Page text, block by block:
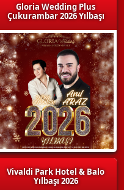
Gloria Wedding Plus
Çukurambar 2026 Yılbaşı
Vivaldi Park Hotel & Balo
Yılbaşı 2026